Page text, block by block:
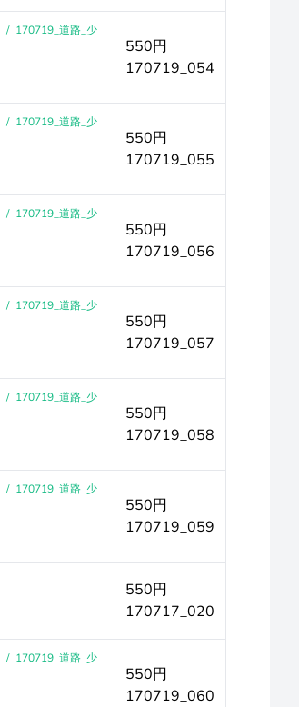
/ 170719_道路_少
550円
170719_054
/ 170719_道路_少
550円
170719_055
/ 170719_道路_少
550円
170719_056
/ 170719_道路_少
550円
170719_057
/ 170719_道路_少
550円
170719_058
/ 170719_道路_少
550円
170719_059
550円
170717_020
/ 170719_道路_少
550円
170719_060